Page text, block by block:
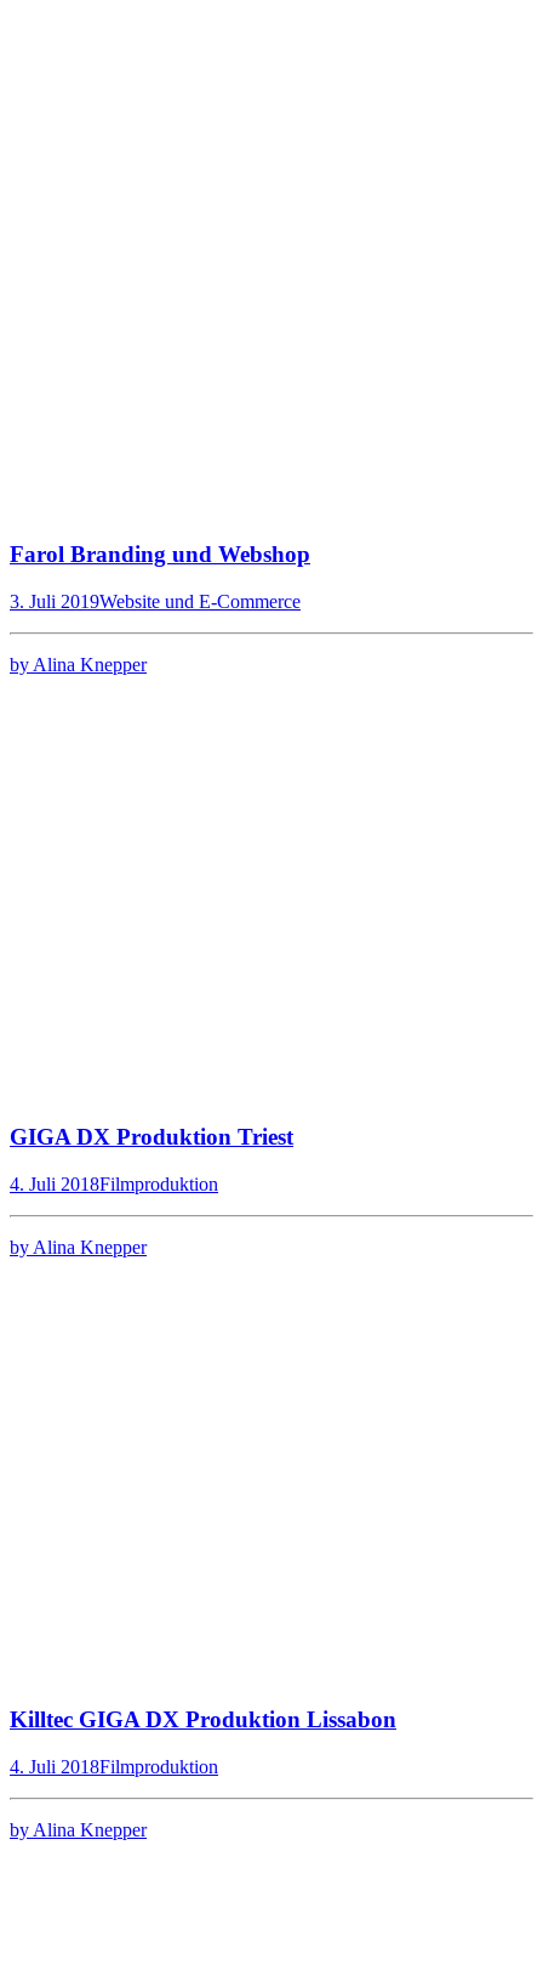
Farol Branding und Webshop
3. Juli 2019Website und E-Commerce
by Alina Knepper
GIGA DX Produktion Triest
4. Juli 2018Filmproduktion
by Alina Knepper
Killtec GIGA DX Produktion Lissabon
4. Juli 2018Filmproduktion
by Alina Knepper